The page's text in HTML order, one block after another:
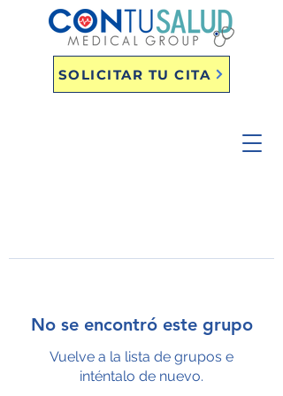
SOLICITAR TU CITA
No se encontró este grupo
Vuelve a la lista de grupos e
inténtalo de nuevo.